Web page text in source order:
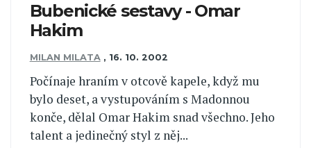
Bubenické sestavy - Omar
Hakim
MILAN MILATA , 16. 10. 2002
Počínaje hraním v otcově kapele, když mu
bylo deset, a vystupováním s Madonnou
konče, dělal Omar Hakim snad všechno. Jeho
talent a jedinečný styl z něj...